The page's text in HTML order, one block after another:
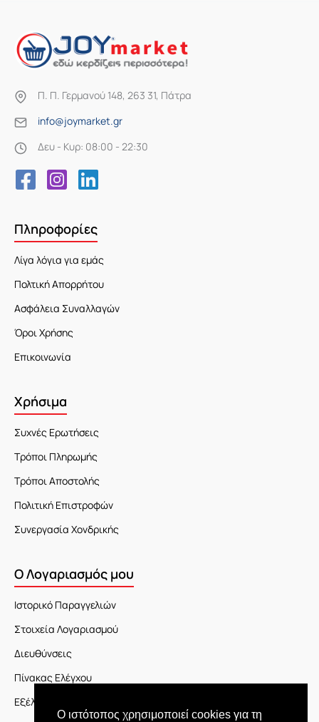
Ο ιστότοπος χρησιμοποιεί cookies για τη
Π. Π. Γερμανού 148, 263 31, Πάτρα
info@joymarket.gr
Δευ - Κυρ: 08:00 - 22:30
Πληροφορίες
Λίγα λόγια για εμάς
Πολτική Απορρήτου
Ασφάλεια Συναλλαγών
Όροι Χρήσης
Επικοινωνία
Χρήσιμα
Συχνές Ερωτήσεις
Τρόποι Πληρωμής
Τρόποι Αποστολής
Πολιτική Επιστροφών
Συνεργασία Χονδρικής
Ο Λογαριασμός μου
Ιστορικό Παραγγελιών
Στοιχεία Λογαριασμού
Διευθύνσεις
Πίνακας Ελέγχου
Εξέλιξη Παραγγελίας